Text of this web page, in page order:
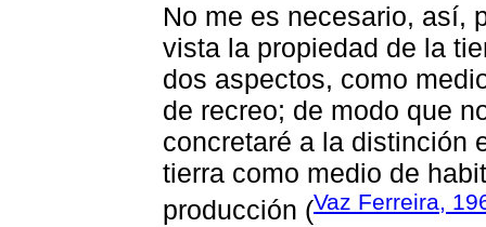
No me es necesario, así,
vista la propiedad de la
dos aspectos, como
de recreo; de modo que
concretaré a la distinción
tierra como medio de
producción (Vaz Ferreira,